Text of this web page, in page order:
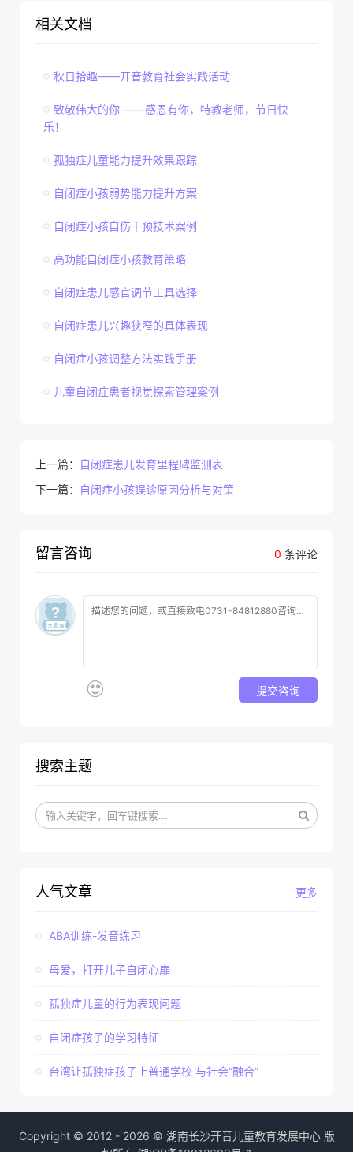
相关文档
秋日拾趣——开音教育社会实践活动
致敬伟大的你 ——感恩有你，特教老师，节日快
乐！
孤独症儿童能力提升效果跟踪
自闭症小孩弱势能力提升方案
自闭症小孩自伤干预技术案例
高功能自闭症小孩教育策略
自闭症患儿感官调节工具选择
自闭症患儿兴趣狭窄的具体表现
自闭症小孩调整方法实践手册
儿童自闭症患者视觉探索管理案例
上一篇：
自闭症患儿发育里程碑监测表
下一篇：
自闭症小孩误诊原因分析与对策
0 条评论
留言咨询
提交咨询
搜索主题
更多
人气文章
ABA训练-发音练习
母爱，打开儿子自闭心扉
孤独症儿童的行为表现问题
自闭症孩子的学习特征
台湾让孤独症孩子上普通学校 与社会“融合”
Copyright © 2012 - 2026 © 湖南长沙开音儿童教育发展中心 版